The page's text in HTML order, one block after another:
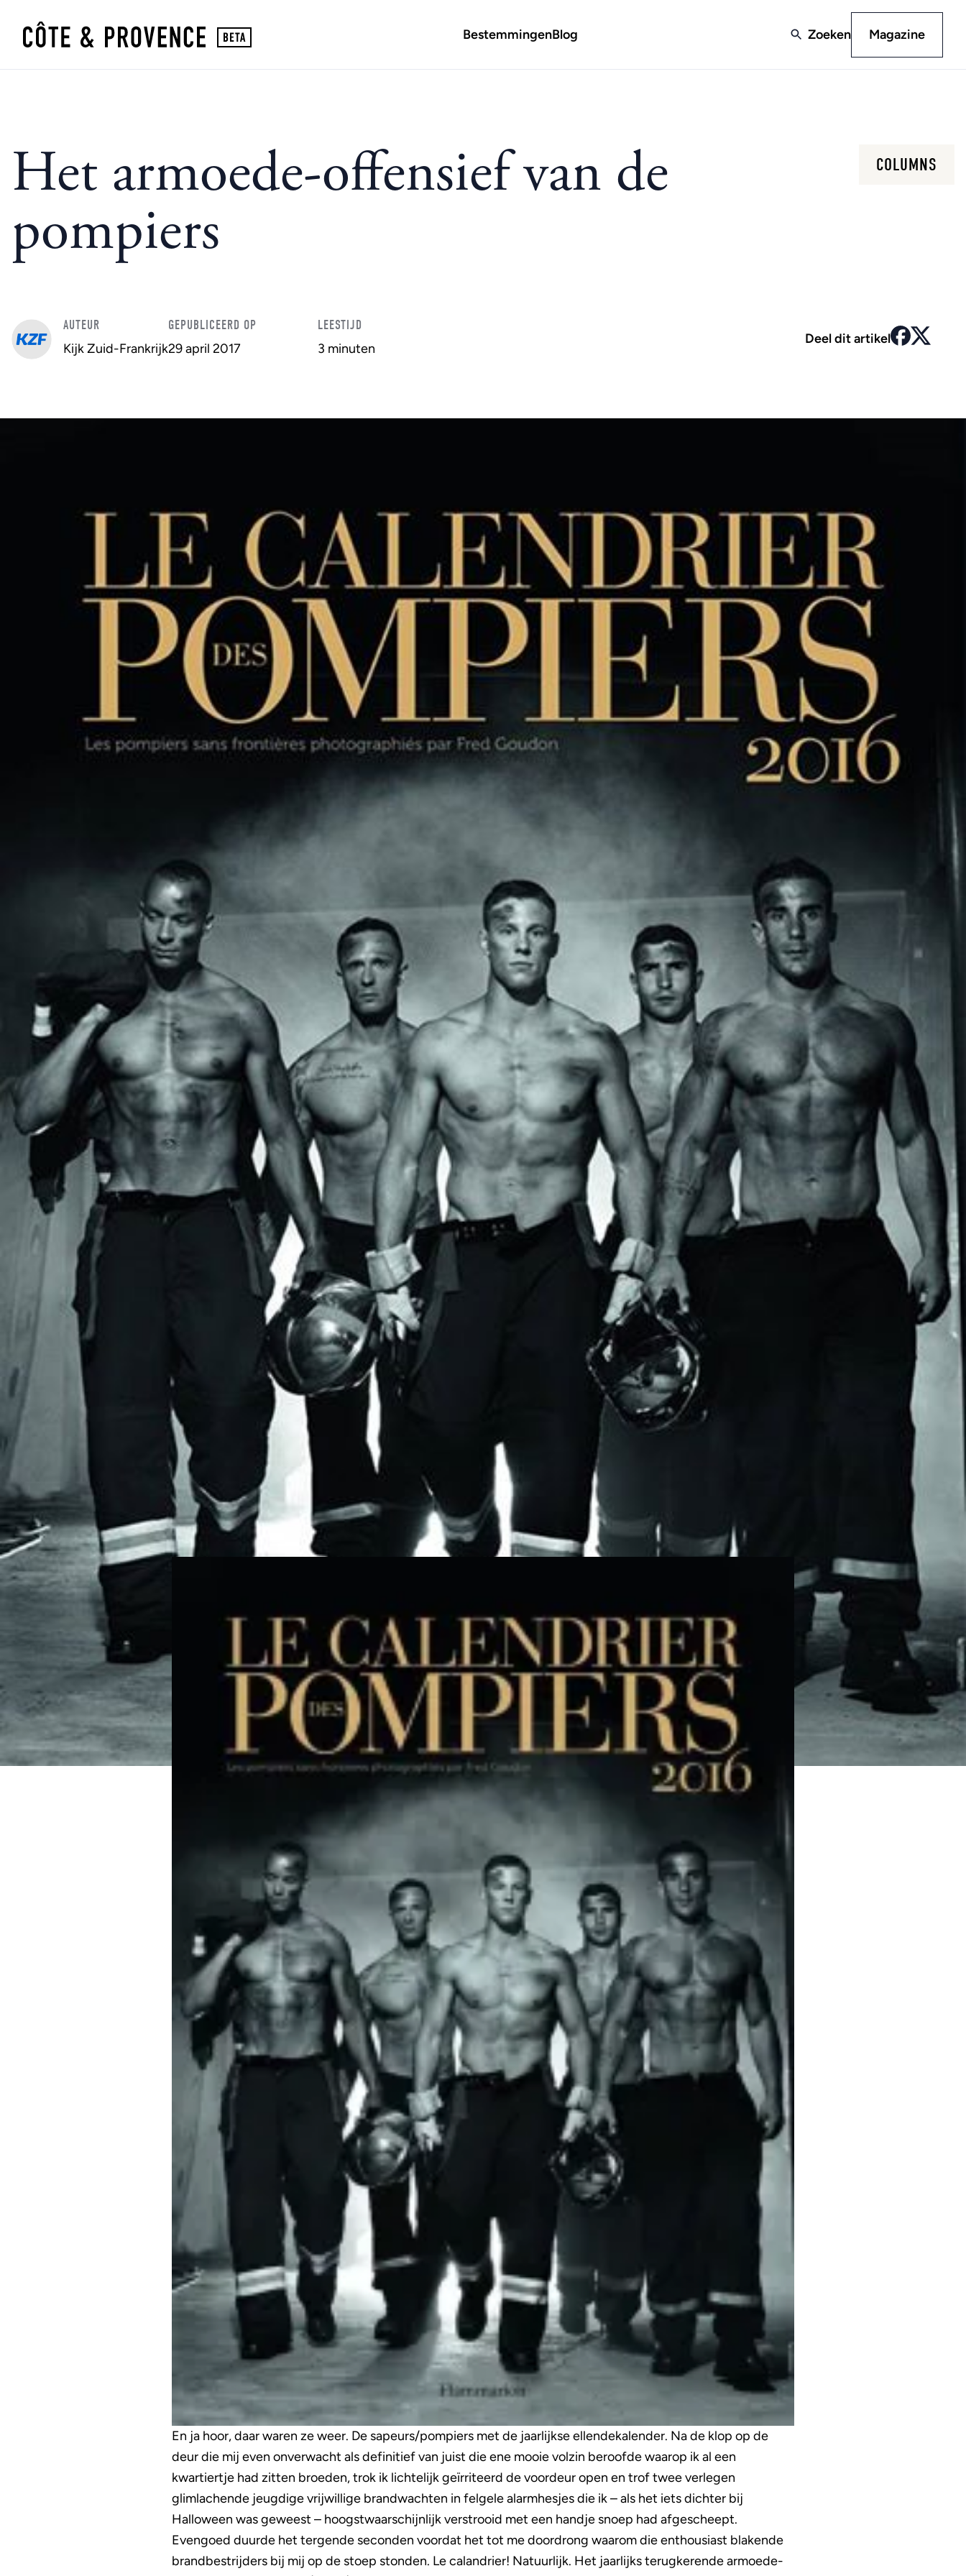
BestemmingenBlog Zoeken Magazine
Het armoede-offensief van de
pompiers
COLUMNS
AUTEUR
Kijk Zuid-Frankrijk
GEPUBLICEERD OP
29 april 2017
LEESTIJD
3 minuten
Deel dit artikel
En ja hoor, daar waren ze weer. De sapeurs/pompiers met de jaarlijkse ellendekalender. Na de klop op de
deur die mij even onverwacht als definitief van juist die ene mooie volzin beroofde waarop ik al een
kwartiertje had zitten broeden, trok ik lichtelijk geïrriteerd de voordeur open en trof twee verlegen
glimlachende jeugdige vrijwillige brandwachten in felgele alarmhesjes die ik – als het iets dichter bij
Halloween was geweest – hoogstwaarschijnlijk verstrooid met een handje snoep had afgescheept.
Evengoed duurde het tergende seconden voordat het tot me doordrong waarom die enthousiast blakende
brandbestrijders bij mij op de stoep stonden. Le calandrier! Natuurlijk. Het jaarlijks terugkerende armoede-